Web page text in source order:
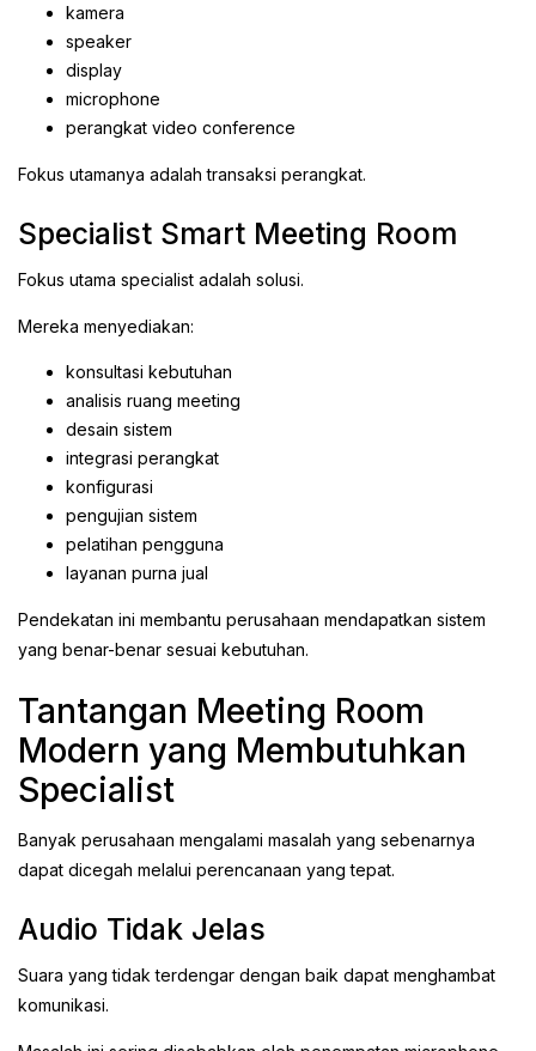
kamera
speaker
display
microphone
perangkat video conference
Fokus utamanya adalah transaksi perangkat.
Specialist Smart Meeting Room
Fokus utama specialist adalah solusi.
Mereka menyediakan:
konsultasi kebutuhan
analisis ruang meeting
desain sistem
integrasi perangkat
konfigurasi
pengujian sistem
pelatihan pengguna
layanan purna jual
Pendekatan ini membantu perusahaan mendapatkan sistem
yang benar-benar sesuai kebutuhan.
Tantangan Meeting Room
Modern yang Membutuhkan
Specialist
Banyak perusahaan mengalami masalah yang sebenarnya
dapat dicegah melalui perencanaan yang tepat.
Audio Tidak Jelas
Suara yang tidak terdengar dengan baik dapat menghambat
komunikasi.